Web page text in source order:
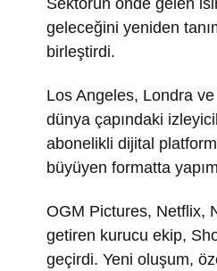
Sektörün önde gelen
geleceğini yeniden
birleştirdi.
Los Angeles, Londra
dünya çapındaki
abonelikli dijital
büyüyen formatta
OGM Pictures, Netflix,
getiren kurucu ekip,
geçirdi. Yeni oluşum,